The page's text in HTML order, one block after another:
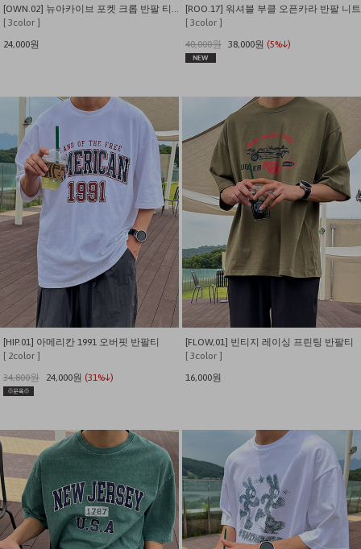
[OWN.02] 뉴아카이브 포켓 크롭 반팔 티셔츠
[ 3color ]
24,000원
[ROO.17] 워셔블 부클 오픈카라 반팔 니트
[ 3color ]
40,000원 38,000원 (5%↓)
[HIP.01] 아메리칸 1991 오버핏 반팔티
[ 2color ]
34,800원
24,000원 (31%↓)
[FLOW,01] 빈티지 레이싱 프린팅 반팔티
[ 3color ]
16,000원